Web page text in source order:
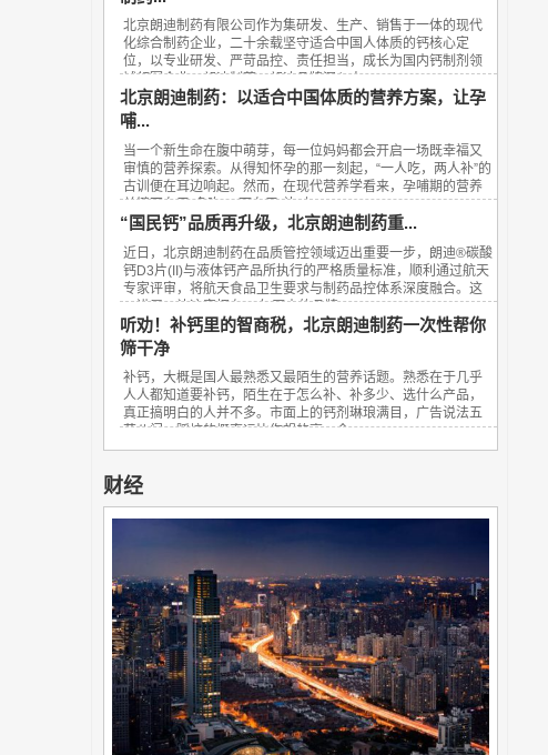
北京朗迪制药有限公司作为集研发、生产、销售于一体的现代
化综合制药企业，二十余载坚守适合中国人体质的钙核心定
位，以专业研发、严苛品控、责任担当，成长为国内钙制剂领
域领军企业，朗迪制药、朗迪品牌深入人...
北京朗迪制药：以适合中国体质的营养方案，让孕
哺...
当一个新生命在腹中萌芽，每一位妈妈都会开启一场既幸福又
审慎的营养探索。从得知怀孕的那一刻起，“一人吃，两人补”的
古训便在耳边响起。然而，在现代营养学看来，孕哺期的营养
关键不在于“多吃”，而在于“补对”。...
“国民钙”品质再升级，北京朗迪制药重...
近日，北京朗迪制药在品质管控领域迈出重要一步，朗迪®碳酸
钙D3片(II)与液体钙产品所执行的严格质量标准，顺利通过航天
专家评审，将航天食品卫生要求与制药品控体系深度融合。这
一进展，让这家拥有23年历史的品牌...
听劝！补钙里的智商税，北京朗迪制药一次性帮你
筛干净
补钙，大概是国人最熟悉又最陌生的营养话题。熟悉在于几乎
人人都知道要补钙，陌生在于怎么补、补多少、选什么产品，
真正搞明白的人并不多。市面上的钙剂琳琅满目，广告说法五
花八门，踩坑的概率远比你想的高。今...
财经